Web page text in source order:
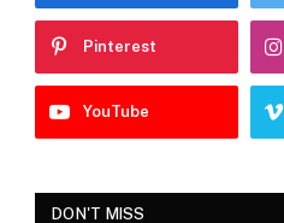
Pinterest
YouTube
DON'T MISS